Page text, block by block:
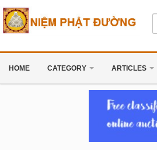
HOME CATEGORY ARTICLES